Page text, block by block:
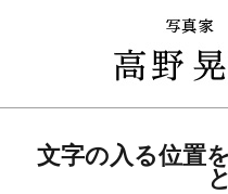
文字の入る位置